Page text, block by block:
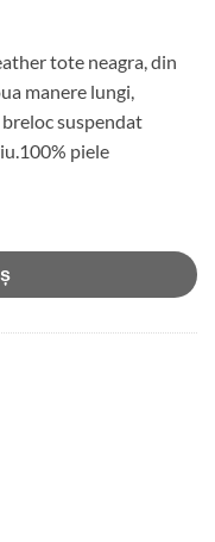
tote neagra, din
manere lungi,
suspendat
piele